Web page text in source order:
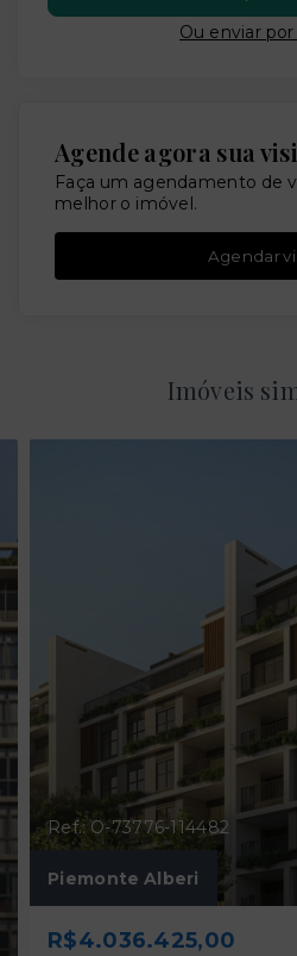
Ou enviar
Agende agora sua
Faça um agendamento de
melhor o imóvel.
Agendar
Imóveis
Ref.: O-73776-114482
Piemonte Alberi
R$4.036.425,00